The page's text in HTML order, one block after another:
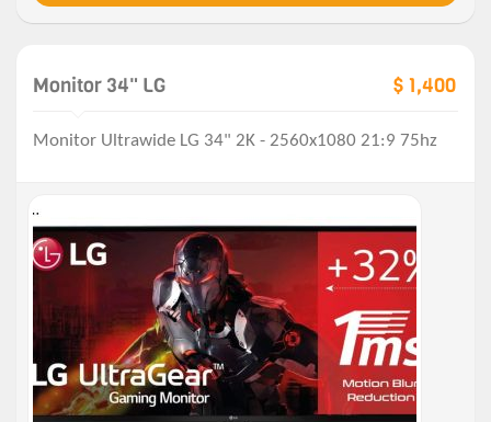
Monitor 34" LG $ 1,400
Monitor Ultrawide LG 34" 2K - 2560x1080 21:9 75hz